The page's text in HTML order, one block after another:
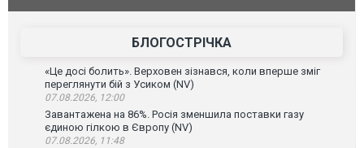
постраждали. ВІДЕО
БЛОГОСТРІЧКА
«Це досі болить». Верховен зізнався, коли вперше зміг
переглянути бій з Усиком (NV)
07.08.2026, 12:00
Завантажена на 86%. Росія зменшила поставки газу
єдиною гілкою в Європу (NV)
07.08.2026, 11:48